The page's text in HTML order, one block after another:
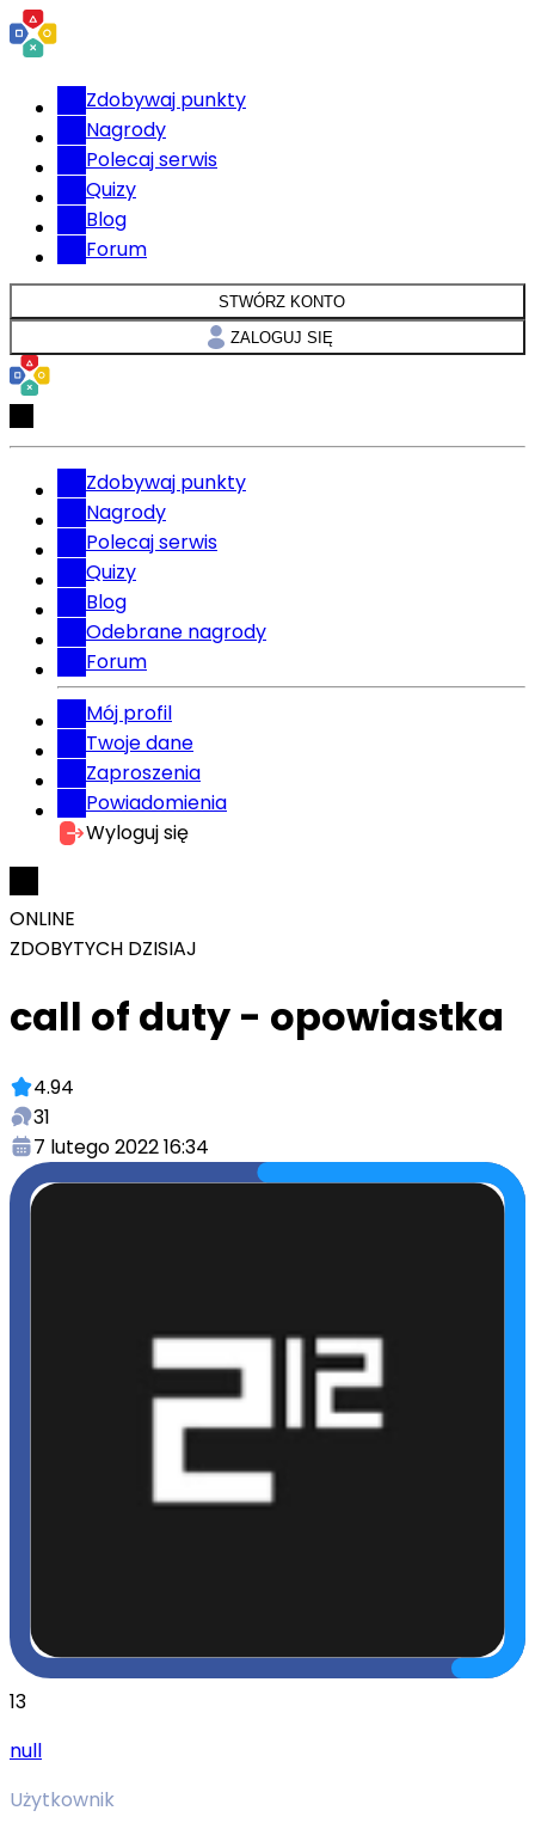
Zdobywaj punkty
Nagrody
Polecaj serwis
Quizy
Blog
Forum
STWÓRZ KONTO
ZALOGUJ SIĘ
Zdobywaj punkty
Nagrody
Polecaj serwis
Quizy
Blog
Odebrane nagrody
Forum
Mój profil
Twoje dane
Zaproszenia
Powiadomienia
Wyloguj się
ONLINE
ZDOBYTYCH DZISIAJ
call of duty - opowiastka
4.94
31
7 lutego 2022 16:34
13
null
Użytkownik